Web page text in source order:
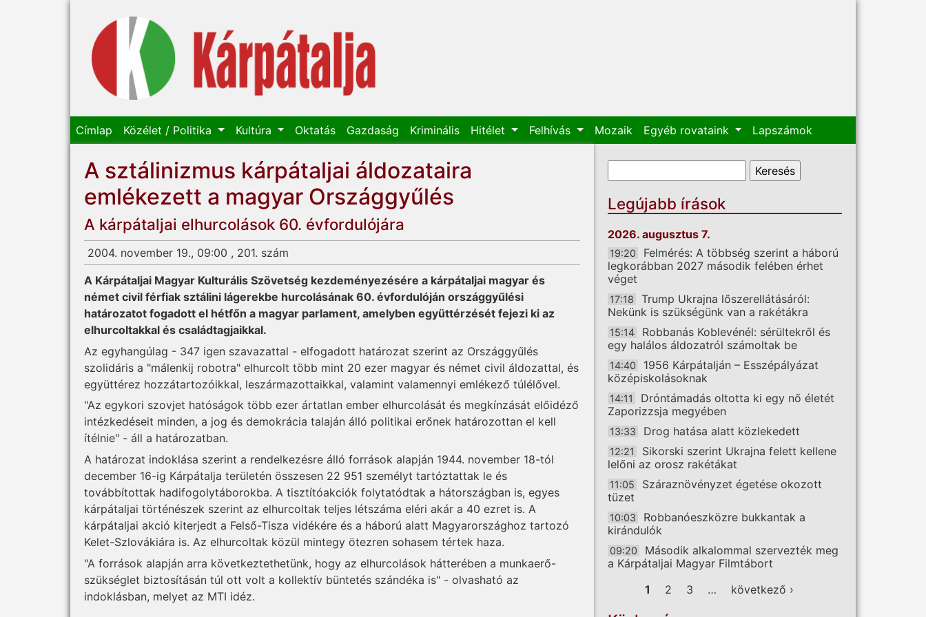
Címlap Közélet / Politika Kultúra Oktatás Gazdaság Kriminális Hitélet Felhívás Mozaik Egyéb rovataink Lapszámok
A sztálinizmus kárpátaljai áldozataira
emlékezett a magyar Országgyűlés
A kárpátaljai elhurcolások 60. évfordulójára
2004. november 19., 09:00 , 201. szám
A Kárpátaljai Magyar Kulturális Szövetség kezdeményezésére a kárpátaljai magyar és
német civil férfiak sztálini lágerekbe hurcolásának 60. évfordulóján országgyűlési
határozatot fogadott el hétfőn a magyar parlament, amelyben együttérzését fejezi ki az
elhurcoltakkal és családtagjaikkal.
Az egyhangúlag - 347 igen szavazattal - elfogadott határozat szerint az Országgyűlés
szolidáris a "málenkij robotra" elhurcolt több mint 20 ezer magyar és német civil áldozattal, és
együttérez hozzátartozóikkal, leszármazottaikkal, valamint valamennyi emlékező túlélővel.
"Az egykori szovjet hatóságok több ezer ártatlan ember elhurcolását és megkínzását előidéző
intézkedéseit minden, a jog és demokrácia talaján álló politikai erőnek határozottan el kell
ítélnie" - áll a határozatban.
A határozat indoklása szerint a rendelkezésre álló források alapján 1944. november 18-tól
december 16-ig Kárpátalja területén összesen 22 951 személyt tartóztattak le és
továbbítottak hadifogolytáborokba. A tisztítóakciók folytatódtak a hátországban is, egyes
kárpátaljai történészek szerint az elhurcoltak teljes létszáma eléri akár a 40 ezret is. A
kárpátaljai akció kiterjedt a Felső-Tisza vidékére és a háború alatt Magyarországhoz tartozó
Kelet-Szlovákiára is. Az elhurcoltak közül mintegy ötezren sohasem tértek haza.
"A források alapján arra következtethetünk, hogy az elhurcolások hátterében a munkaerő-
szükséglet biztosításán túl ott volt a kollektív büntetés szándéka is" - olvasható az
indoklásban, melyet az MTI idéz.
Keresés űrlap
Legújabb írások
2026. augusztus 7.
19:20
Felmérés: A többség szerint a háború
legkorábban 2027 második felében érhet
véget
17:18
Trump Ukrajna lőszerellátásáról:
Nekünk is szükségünk van a rakétákra
15:14
Robbanás Koblevénél: sérültekről és
egy halálos áldozatról számoltak be
14:40
1956 Kárpátalján – Esszépályázat
középiskolásoknak
14:11
Dróntámadás oltotta ki egy nő életét
Zaporizzsja megyében
13:33 Drog hatása alatt közlekedett
12:21
Sikorski szerint Ukrajna felett kellene
lelőni az orosz rakétákat
11:05
Száraznövényzet égetése okozott
tüzet
10:03
Robbanóeszközre bukkantak a
kirándulók
09:20
Második alkalommal szervezték meg
a Kárpátaljai Magyar Filmtábort
Oldalak
1 2 3 … következő ›